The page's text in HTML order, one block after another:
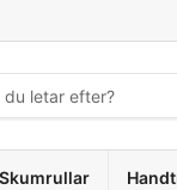
Skumrullar